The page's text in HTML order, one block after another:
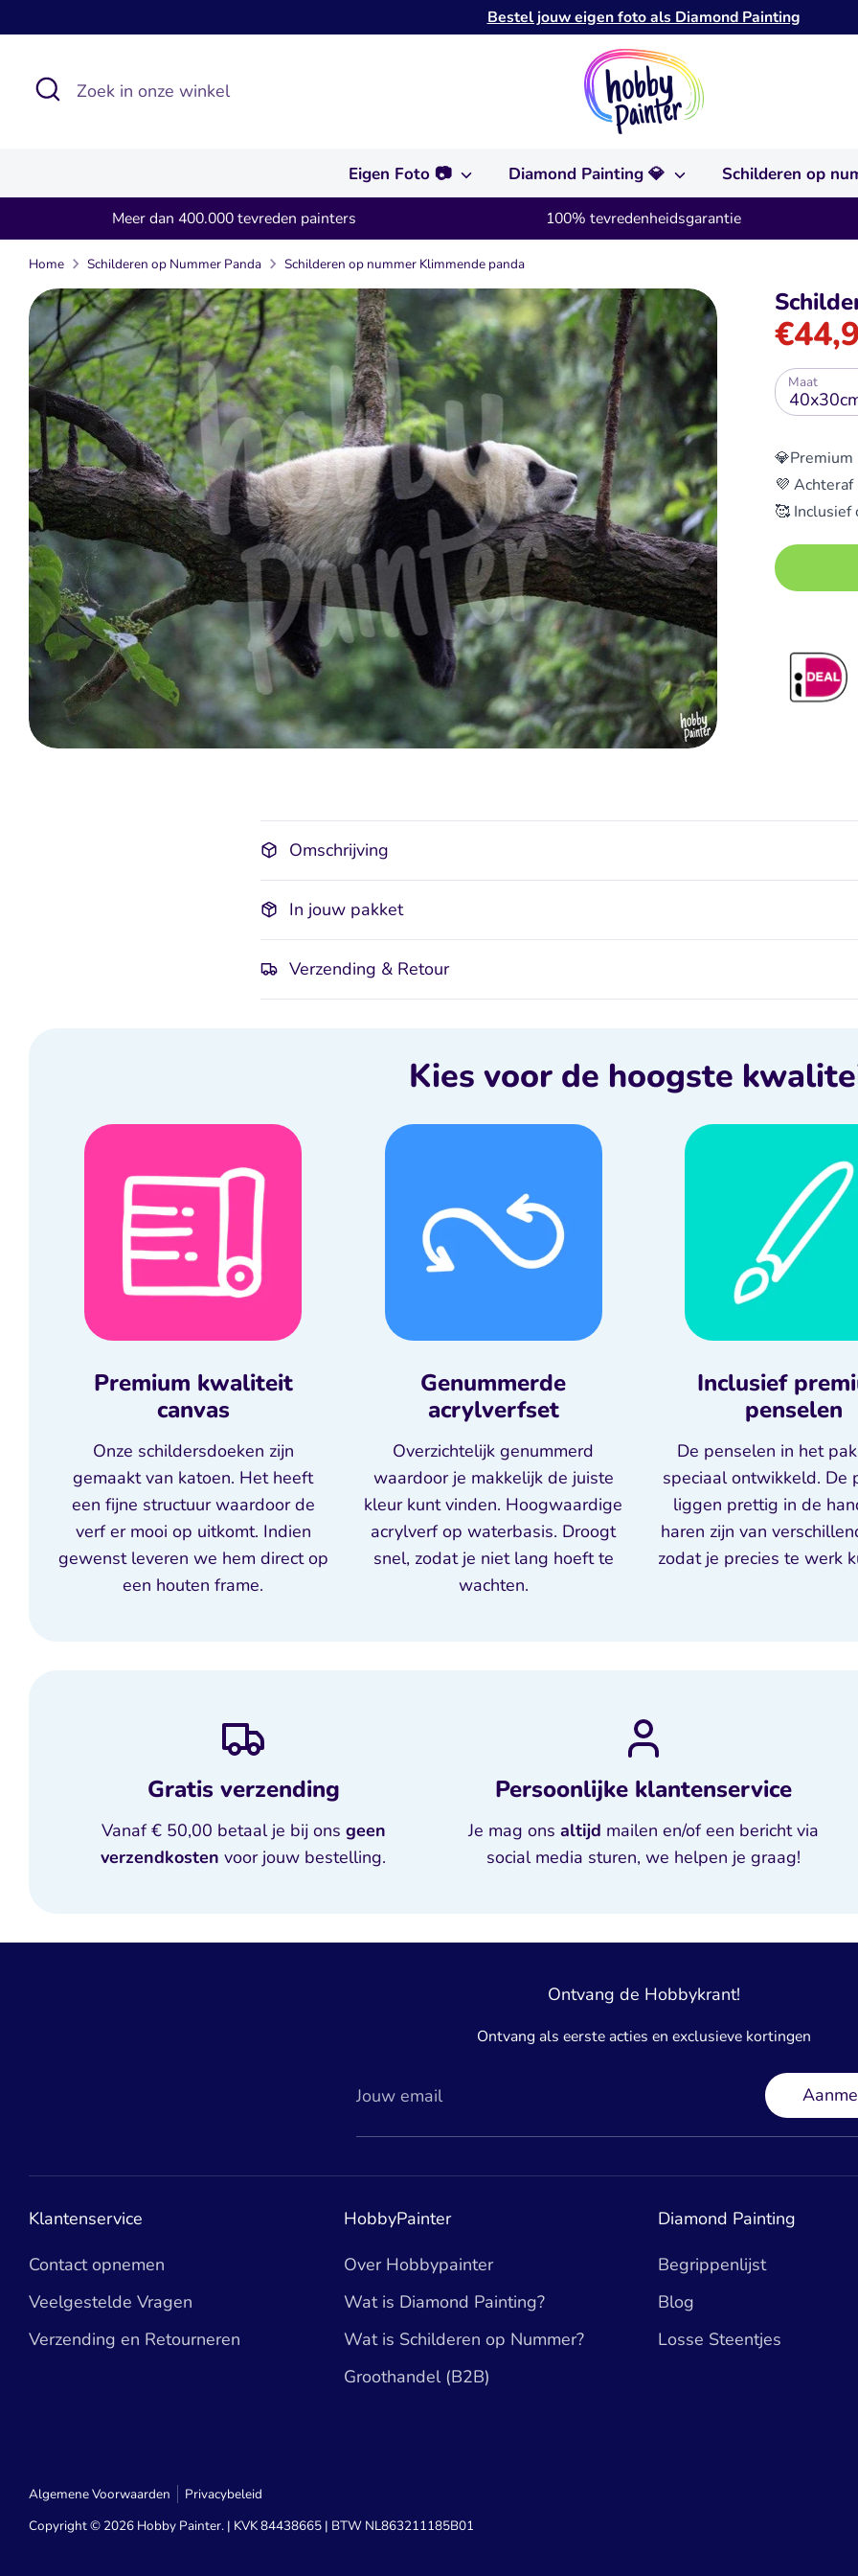
naar
Bestel jouw eigen foto als Diamond Painting
Zoeken
Zoek
Eigen Foto 📷 Diamond Painting 💎 Schilderen op
Meer dan 400.000 tevreden painters 100% tevredenheidsgarantie
Home Schilderen op Nummer Panda Schilderen op nummer Klimmende panda
Maat
💜
🥰
Omschrijving
In jouw pakket
Verzending & Retour
Kies voor de hoogste
Premium kwaliteit
canvas
Onze schildersdoeken zijn
gemaakt van katoen. Het heeft
een fijne structuur waardoor de
verf er mooi op uitkomt. Indien
gewenst leveren we hem direct op
een houten frame.
Genummerde
acrylverfset
Overzichtelijk genummerd
waardoor je makkelijk de juiste
kleur kunt vinden. Hoogwaardige
acrylverf op waterbasis. Droogt
snel, zodat je niet lang hoeft te
wachten.
Inclusief
penselen
De penselen in het
speciaal ontwikkeld. De
liggen prettig in de
haren zijn van
zodat je precies te werk
Gratis verzending
Vanaf € 50,00 betaal je bij ons geen
verzendkosten voor jouw bestelling.
Persoonlijke klantenservice
Je mag ons altijd mailen en/of een bericht via
social media sturen, we helpen je graag!
Ontvang de Hobbykrant!
Ontvang als eerste acties en exclusieve kortingen
Jouw email
Klantenservice
Contact opnemen
Veelgestelde Vragen
Verzending en Retourneren
HobbyPainter
Over Hobbypainter
Wat is Diamond Painting?
Wat is Schilderen op Nummer?
Groothandel (B2B)
Diamond Painting
Begrippenlijst
Blog
Losse Steentjes
Algemene Voorwaarden
Privacybeleid
Copyright © 2026 Hobby Painter. | KVK 84438665 | BTW NL863211185B01